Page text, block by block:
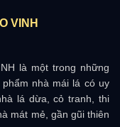
VINH
là một trong những
nhà mái lá có uy
lá dừa, cỏ tranh, thi
mát mẻ, gần gũi thiên